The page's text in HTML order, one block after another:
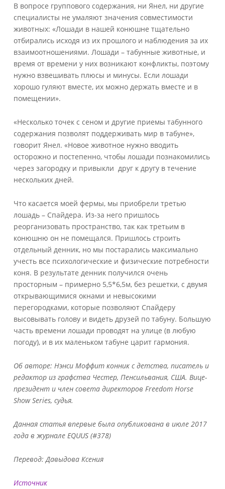
В вопросе группового содержания, ни Янел, ни другие
специалисты не умаляют значения совместимости
животных: «Лошади в нашей конюшне тщательно
отбирались исходя из их прошлого и наблюдения за их
взаимоотношениями. Лошади – табунные животные, и
время от времени у них возникают конфликты, поэтому
нужно взвешивать плюсы и минусы. Если лошади
хорошо гуляют вместе, их можно держать вместе и в
помещении».
«Несколько точек с сеном и другие приемы табунного
содержания позволят поддерживать мир в табуне»,
говорит Янел. «Новое животное нужно вводить
осторожно и постепенно, чтобы лошади познакомились
через загородку и привыкли друг к другу в течение
нескольких дней.
Что касается моей фермы, мы приобрели третью
лошадь – Спайдера. Из-за него пришлось
реорганизовать пространство, так как третьим в
конюшню он не помещался. Пришлось строить
отдельный денник, но мы постарались максимально
учесть все психологические и физические потребности
коня. В результате денник получился очень
просторным – примерно 5,5*6,5м, без решетки, с двумя
открывающимися окнами и невысокими
перегородками, которые позволяют Спайдеру
высовывать голову и видеть друзей по табуну. Большую
часть времени лошади проводят на улице (в любую
погоду), и в их маленьком табуне царит гармония.
Об авторе: Нэнси Моффит конник с детства, писатель и
редактор из графства Честер, Пенсильвания, США. Вице-
президент и член совета директоров Freedom Horse
Show Series, судья.
Данная статья впервые была опубликована в июле 2017
года в журнале EQUUS (#378)
Перевод: Давыдова Ксения
Источник